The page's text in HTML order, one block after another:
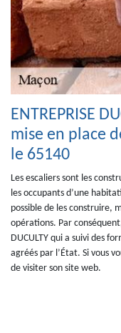
ENTREPRISE
mise en place
le 65140
Les escaliers sont les
les occupants d’une
possible de les construire,
opérations. Par
DUCULTY qui a suivi des
agréés par l’État. Si vous
de visiter son site web.